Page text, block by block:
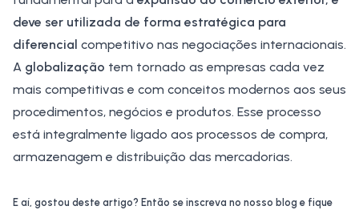
deve ser utilizada de forma estratégica para
diferencial competitivo nas negociações internacionais.
A globalização tem tornado as empresas cada vez
mais competitivas e com conceitos modernos aos seus
procedimentos, negócios e produtos. Esse processo
está integralmente ligado aos processos de compra,
armazenagem e distribuição das mercadorias.
E aí, gostou deste artigo? Então se inscreva no nosso blog e fique